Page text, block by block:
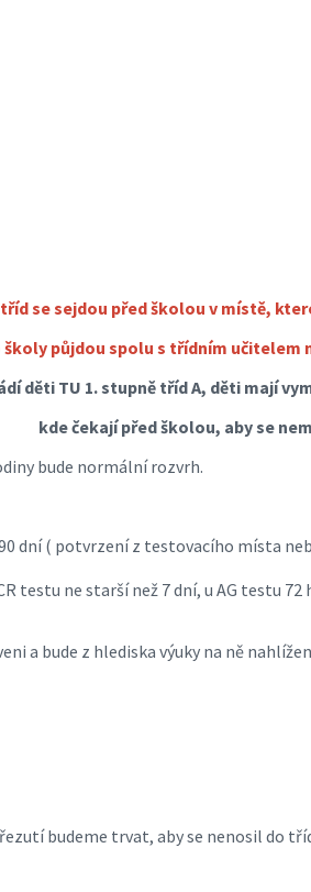
tříd se sejdou před školou v místě,
školy půjdou spolu s třídním učitelem
děti TU 1. stupně tříd A, děti mají
kde čekají před školou, aby se
bude normální rozvrh.
dní ( potvrzení z testovacího místa
ne starší než 7 dní, u AG testu 72
a bude z hlediska výuky na ně
budeme trvat, aby se nenosil do